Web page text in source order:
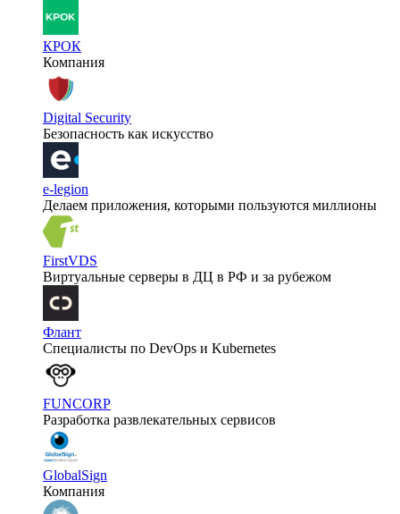
КРОК
Компания
Digital Security
Безопасность как искусство
e-legion
Делаем приложения, которыми пользуются миллионы
FirstVDS
Виртуальные серверы в ДЦ в РФ и за рубежом
Флант
Специалисты по DevOps и Kubernetes
FUNCORP
Разработка развлекательных сервисов
GlobalSign
Компания